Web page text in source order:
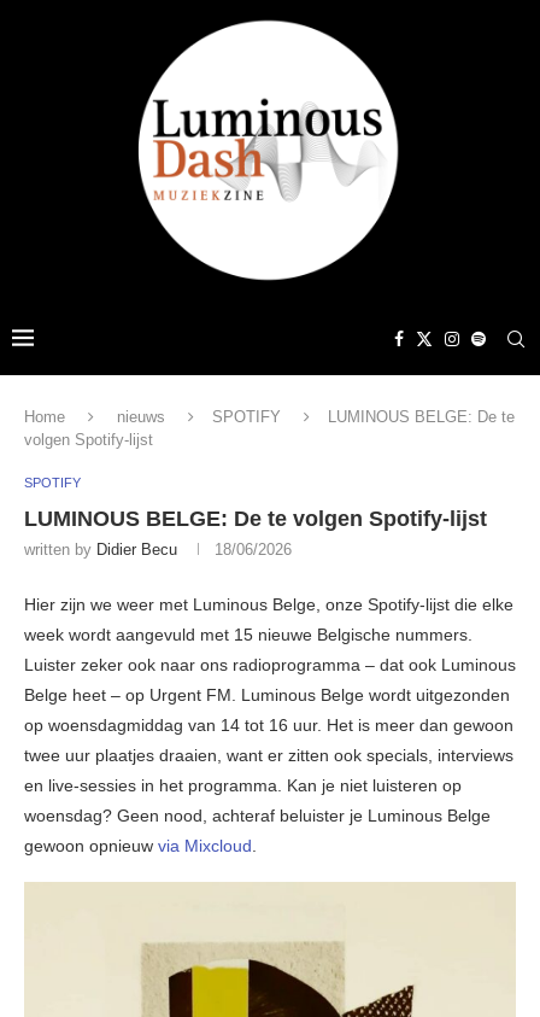
Home nieuws SPOTIFY
LUMINOUS BELGE: De te
volgen Spotify-lijst
SPOTIFY
LUMINOUS BELGE: De te volgen Spotify-lijst
written by Didier Becu 18/06/2026
Hier zijn we weer met Luminous Belge, onze Spotify-lijst die elke
week wordt aangevuld met 15 nieuwe Belgische nummers.
Luister zeker ook naar ons radioprogramma – dat ook Luminous
Belge heet – op Urgent FM. Luminous Belge wordt uitgezonden
op woensdagmiddag van 14 tot 16 uur. Het is meer dan gewoon
twee uur plaatjes draaien, want er zitten ook specials, interviews
en live-sessies in het programma. Kan je niet luisteren op
woensdag? Geen nood, achteraf beluister je Luminous Belge
gewoon opnieuw via Mixcloud.